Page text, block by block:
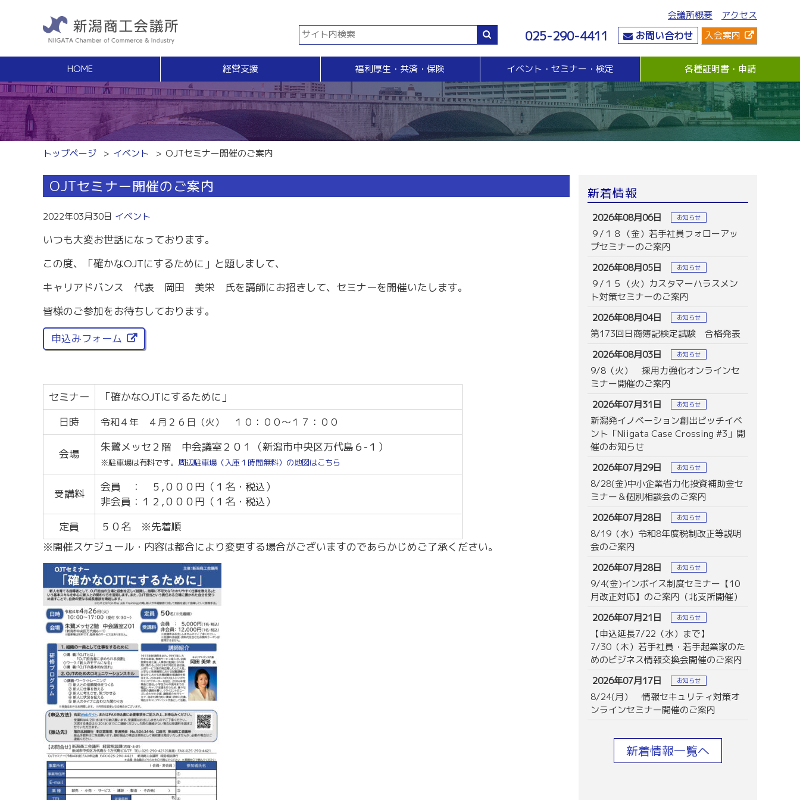
会議所概要 アクセス
025-290-4411 お問い合わせ 入会案内
HOME 経営支援
経営支援
経営相談
無料窓口相談
専門家ネットワーク
経営安定特別相談室
中小企業支援サイト「ミラサポ」
新潟県建設サポートセンター
税務相談（無料相談窓口）
労務・雇用関係
労務・雇用・賃金相談（無料相談窓口）
賃金関係諸統計・説明会
事業承継・Ｍ＆Ａ
事業承継支援（無料相談窓口）
事業承継簡易診断
M＆Aの相談・斡旋
創業塾
事業計画・創業融資相談（無料窓口相談）
商工会議所ライブラリー
経営発達支援
販売拡大・人脈
販売拡大
商い情報便
電子商い情報便
商いつなぐサイト
交流会
研究会
資金・融資
無担保・無保証人融資
各種融資制度紹介
社会情勢
要望・提言
地域活性化
福利厚生・共済・保険
福利
健康増進サポート
共済等
生命共済制度「チューリップ共済」
小規模企業共済制度
火災共済
国民年金基金
危機管理
危機管理支援（無料窓口相談）
与信管理支援(あんしん取引情報提供事業)
ビジネス総合保険制度
売上債権保全制度（グループ取引信用保険）
業務災害補償プラン
休業補償プラン
商工会議所会員向け保険制度
イベント・セミナー・検定
イベント・セミナー・検定
イベント・セミナー
検定
各種証明書・申請
各種証明書・申請
貿易関係証明
電子証明書発行
【受付終了】GS1事業者（JAN企業）コード
トップページ イベント OJTセミナー開催のご案内
OJTセミナー開催のご案内
2022年03月30日 イベント
いつも大変お世話になっております。
この度、「確かなOJTにするために」と題しまして、
キャリアドバンス 代表 岡田 美栄 氏を講師にお招きして、セミナーを開催いたします。
皆様のご参加をお待ちしております。
申込みフォーム
セミナー
「確かなOJTにするために」
日時
令和４年 ４月２６ 日（火） １０：００～１７：００
会場
朱鷺メッセ２階 中会議室２０１（新潟市中央区万代島６-１）
※駐車場は有料です。 周辺駐車場（入庫１時間無料）の地図はこちら
受講料
会員 ： ５,０００円（１名・税込）
非会員：１２,０００円（１名・税込）
定員
５０名 ※先着順
※開催スケジュール・内容は都合により変更する場合がございますのであらかじめご了承ください。
新着情報
2026年08月06日 お知らせ
９/１８（金）若手社員フォローアッ
プセミナーのご案内
2026年08月05日
お知らせ
９/１５（火）カスタマーハラスメン
ト対策セミナーのご案内
2026年08月04日
お知らせ
第173回日商簿記検定試験 合格発表
2026年08月03日
お知らせ
9/8（火） 採用力強化オンラインセ
ミナー開催のご案内
2026年07月31日
お知らせ
新潟発イノベーション創出ピッチイベ
ント「Niigata Case Crossing #3」開
催のお知らせ
2026年07月29日
お知らせ
8/28(金)中小企業省力化投資補助金セ
ミナー＆個別相談会のご案内
2026年07月28日
お知らせ
8/19（水）令和8年度税制改正等説明
会のご案内
2026年07月28日
お知らせ
9/4(金)インボイス制度セミナー【10
月改正対応】のご案内（北支所開催）
2026年07月21日
お知らせ
【申込延長7/22（水）まで】
7/30（木）若手社員・若手起業家のた
めのビジネス情報交換会開催のご案内
2026年07月17日
お知らせ
8/24(月） 情報セキュリティ対策オ
ンラインセミナー開催のご案内
新着情報一覧へ